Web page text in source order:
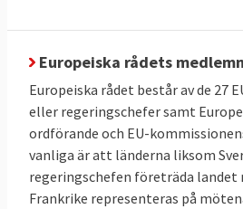
Europeiska rådets
Europeiska rådet består av de 27
eller regeringschefer samt
ordförande och EU-
vanliga är att länderna liksom
regeringschefen företräda landet
Frankrike representeras på